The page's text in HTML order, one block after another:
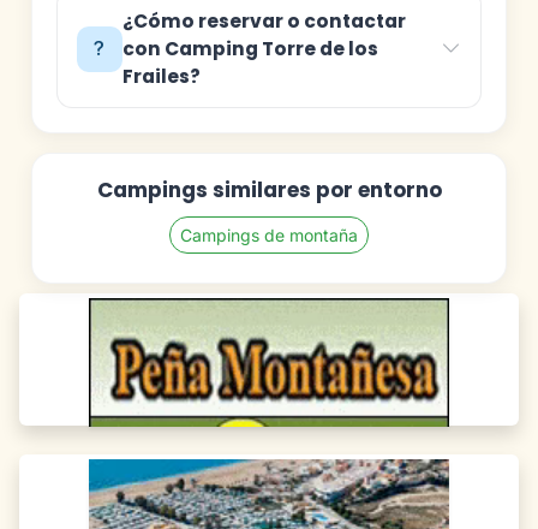
¿Cómo reservar o contactar
con Camping Torre de los
Frailes?
Campings similares por entorno
Campings de montaña